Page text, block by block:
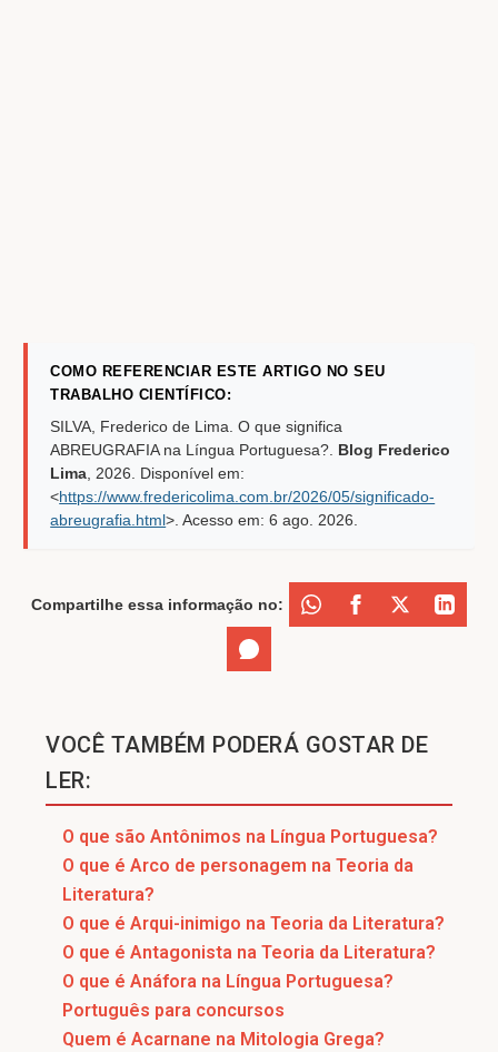
COMO REFERENCIAR ESTE ARTIGO NO SEU
TRABALHO CIENTÍFICO:
SILVA, Frederico de Lima. O que significa
ABREUGRAFIA na Língua Portuguesa?. Blog Frederico
Lima,2026. Disponível em:
<https://www.fredericolima.com.br/2026/05/significado-
abreugrafia.html>. Acesso em:6 ago. 2026.
Compartilhe essa informação no:
VOCÊ TAMBÉM PODERÁ GOSTAR DE
LER:
O que são Antônimos na Língua Portuguesa?
O que é Arco de personagem na Teoria da
Literatura?
O que é Arqui-inimigo na Teoria da Literatura?
O que é Antagonista na Teoria da Literatura?
O que é Anáfora na Língua Portuguesa?
Português para concursos
Quem é Acarnane na Mitologia Grega?